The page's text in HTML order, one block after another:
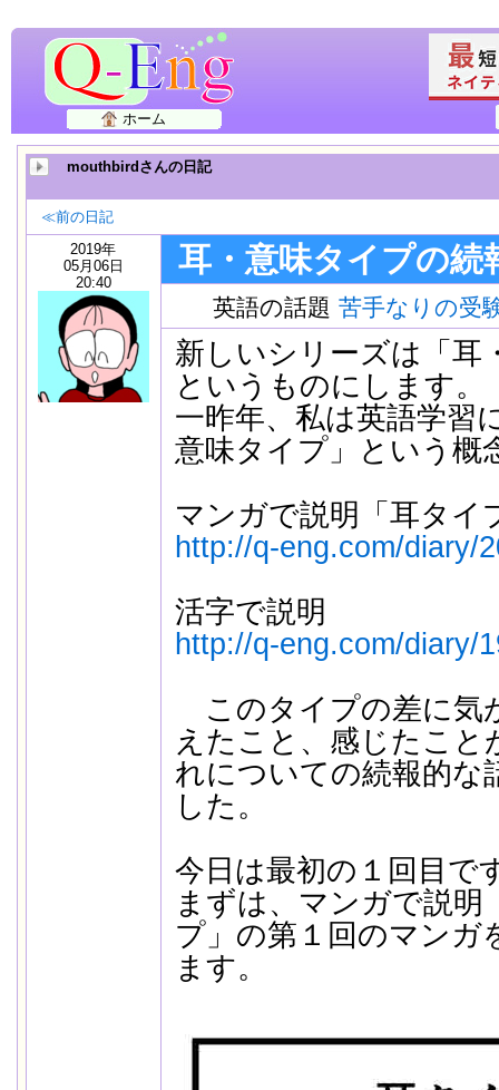
ホーム
mouthbirdさんの日記
≪前の日記
2019年
05月06日
20:40
耳・意味タイプの続
英語の話題 苦手なりの受
新しいシリーズは「耳
というものにします。
一昨年、私は英語学習
意味タイプ」という概
マンガで説明「耳タイ
http://q-eng.com/diary/
活字で説明
http://q-eng.com/diary/
このタイプの差に気
えたこと、感じたこ
れについての続報的な
した。
今日は最初の１回目で
まずは、マンガで説明
プ」の第１回のマンガ
ます。